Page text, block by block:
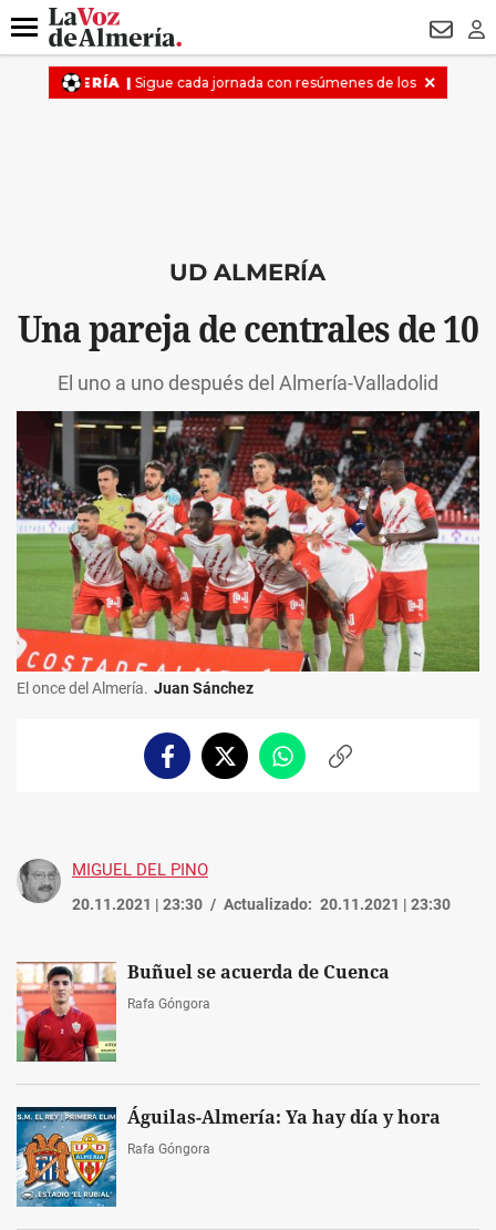
DESTACADO
Menú
UD ALMERÍA
Una pareja de centrales de 10
El uno a uno después del Almería-Valladolid
El once del Almería. Juan Sánchez
FacebookTwitterWhatsappCopiar
MIGUEL DEL PINO
20.11.2021 | 23:30 Actualizado: 20.11.2021 | 23:30
Buñuel se acuerda de Cuenca
Rafa Góngora
Águilas-Almería: Ya hay día y hora
Rafa Góngora